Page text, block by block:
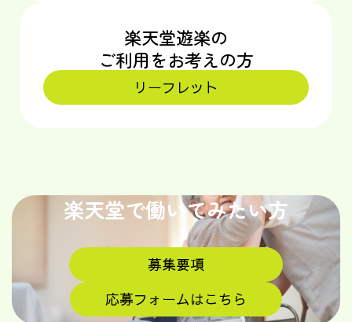
楽天堂遊楽の
ご利用をお考えの方
リーフレット
楽天堂で働いてみたい方
募集要項
応募フォームはこちら